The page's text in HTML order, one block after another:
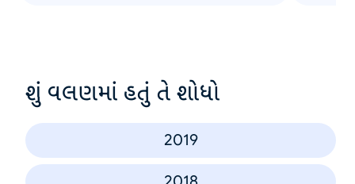
શું વલણમાં હતું તે શોધો
2019